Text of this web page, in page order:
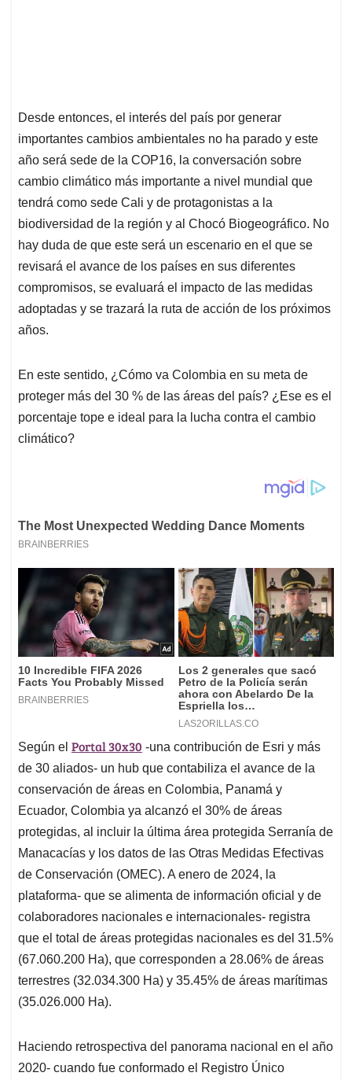
Desde entonces, el interés del país por generar
importantes cambios ambientales no ha parado y este
año será sede de la COP16, la conversación sobre
cambio climático más importante a nivel mundial que
tendrá como sede Cali y de protagonistas a la
biodiversidad de la región y al Chocó Biogeográfico. No
hay duda de que este será un escenario en el que se
revisará el avance de los países en sus diferentes
compromisos, se evaluará el impacto de las medidas
adoptadas y se trazará la ruta de acción de los próximos
años.
En este sentido, ¿Cómo va Colombia en su meta de
proteger más del 30 % de las áreas del país? ¿Ese es el
porcentaje tope e ideal para la lucha contra el cambio
climático?
Según el Portal 30x30 -una contribución de Esri y más
de 30 aliados- un hub que contabiliza el avance de la
conservación de áreas en Colombia, Panamá y
Ecuador, Colombia ya alcanzó el 30% de áreas
protegidas, al incluir la última área protegida Serranía de
Manacacías y los datos de las Otras Medidas Efectivas
de Conservación (OMEC). A enero de 2024, la
plataforma- que se alimenta de información oficial y de
colaboradores nacionales e internacionales- registra
que el total de áreas protegidas nacionales es del 31.5%
(67.060.200 Ha), que corresponden a 28.06% de áreas
terrestres (32.034.300 Ha) y 35.45% de áreas marítimas
(35.026.000 Ha).
Haciendo retrospectiva del panorama nacional en el año
2020- cuando fue conformado el Registro Único